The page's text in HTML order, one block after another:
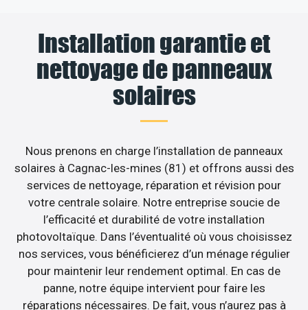
Installation garantie et
nettoyage de panneaux
solaires
Nous prenons en charge l’installation de panneaux
solaires à Cagnac-les-mines (81) et offrons aussi des
services de nettoyage, réparation et révision pour
votre centrale solaire. Notre entreprise soucie de
l’efficacité et durabilité de votre installation
photovoltaïque. Dans l’éventualité où vous choisissez
nos services, vous bénéficierez d’un ménage régulier
pour maintenir leur rendement optimal. En cas de
panne, notre équipe intervient pour faire les
réparations nécessaires. De fait, vous n’aurez pas à